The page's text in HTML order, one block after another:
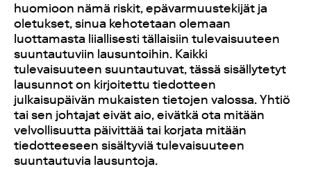
huomioon nämä riskit, epävarmuustekijät ja
oletukset, sinua kehotetaan olemaan
luottamasta liiallisesti tällaisiin tulevaisuuteen
suuntautuviin lausuntoihin. Kaikki
tulevaisuuteen suuntautuvat, tässä sisällytetyt
lausunnot on kirjoitettu tiedotteen
julkaisupäivän mukaisten tietojen valossa. Yhtiö
tai sen johtajat eivät aio, eivätkä ota mitään
velvollisuutta päivittää tai korjata mitään
tiedotteeseen sisältyviä tulevaisuuteen
suuntautuvia lausuntoja.